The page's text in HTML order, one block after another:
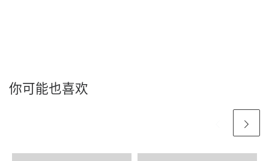
你可能也喜欢